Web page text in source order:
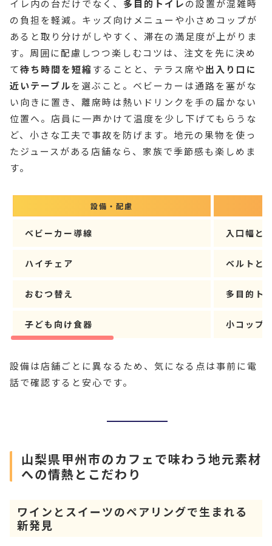
イレ内の台だけでなく、 多目的トイレの設置が混雑時
の負担を軽減。キッズ向けメニューや小さめコップが
あると取り分けがしやすく、滞在の満足度が上がりま
す。周囲に配慮しつつ楽しむコツは、注文を先に決め
て待ち時間を短縮 することと、テラス席や出入り口に
近いテーブルを選ぶこと。ベビーカーは通路を塞がな
い向きに置き、離席時は熱いドリンクを手の届かない
位置へ。店員に一声かけて温度を少し下げてもらうな
ど、小さな工夫で事故を防げます。地元の果物を使っ
たジュースがある店舗なら、家族で季節感も楽しめま
す。
設備・配慮
ベビーカー導線 入口幅と
ハイチェア ベルトと
おむつ替え 多目的ト
子ども向け食器 小コップ
設備は店舗ごとに異なるため、気になる点は事前に電
話で確認すると安心です。
山梨県甲州市のカフェで味わう地元素材
への情熱とこだわり
ワインとスイーツのペアリングで生まれる
新発見